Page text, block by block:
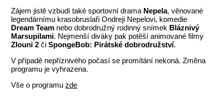
Zájem jistě vzbudí také sportovní drama Nepela, věnované
legendárnímu krasobruslaři Ondreji Nepelovi, komedie
Dream Team nebo dobrodružný rodinný snímek Bláznivý
Marsupilami. Nejmenší diváky pak potěší animované filmy
Zlouni 2 čiSpongeBob: Pirátské dobrodružství.
V případě nepříznivého počasí se promítání nekoná. Změna
programu je vyhrazena.
Vše o programuzde